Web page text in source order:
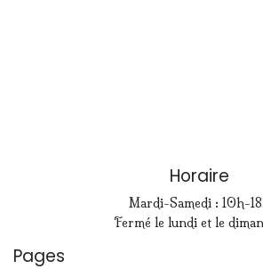
Horaire
Mardi-Samedi : 10h-
Fermé le lundi et le
Pages